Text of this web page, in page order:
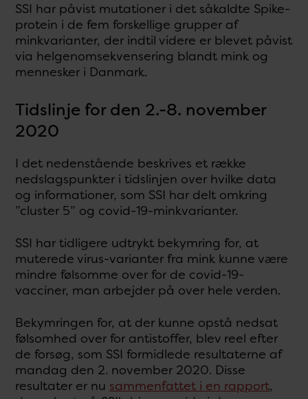
SSI har påvist mutationer i det såkaldte Spike-
protein i de fem forskellige grupper af
minkvarianter, der indtil videre er blevet påvist
via helgenomsekvensering blandt mink og
mennesker i Danmark.
Tidslinje for den 2.-8. november
2020
I det nedenstående beskrives et række
nedslagspunkter i tidslinjen over hvilke data
og informationer, som SSI har delt omkring
”cluster 5” og covid-19-minkvarianter.
SSI har tidligere udtrykt bekymring for, at
muterede virus-varianter fra mink kunne være
mindre følsomme over for de covid-19-
vacciner, man arbejder på over hele verden.
Bekymringen for, at der kunne opstå nedsat
følsomhed over for antistoffer, blev reel efter
de forsøg, som SSI formidlede resultaterne af
mandag den 2. november 2020. Disse
resultater er nu sammenfattet i en rapport,